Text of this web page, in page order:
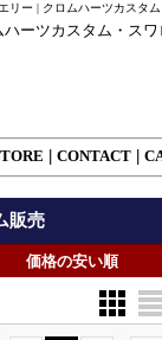
リー | クロムハーツカスタ
ーツカスタム・ス
CONTACT
販売
価格の安い順